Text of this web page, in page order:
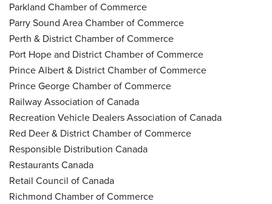
Parkland Chamber of Commerce
Parry Sound Area Chamber of Commerce
Perth & District Chamber of Commerce
Port Hope and District Chamber of Commerce
Prince Albert & District Chamber of Commerce
Prince George Chamber of Commerce
Railway Association of Canada
Recreation Vehicle Dealers Association of Canada
Red Deer & District Chamber of Commerce
Responsible Distribution Canada
Restaurants Canada
Retail Council of Canada
Richmond Chamber of Commerce